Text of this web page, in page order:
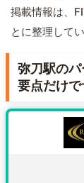
掲載情報は、
とに整理してい
弥刀駅の
要点だけ